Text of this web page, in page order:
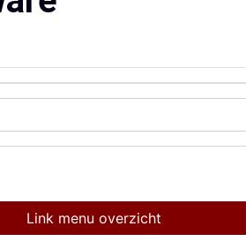
Link menu overzicht